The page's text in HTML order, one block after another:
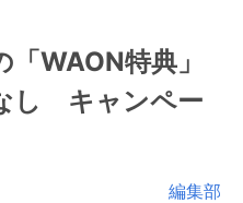
WAON特典」
し キャンペー
編集部